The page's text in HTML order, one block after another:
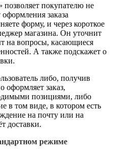
покупателю не
заказа
форму, и через короткое
магазина. Он уточнит
на вопросы, касающиеся
А также подскажет о
либо, получив
оформляет заказ,
позициями, либо
в том виде, в котором есть
на почту или на
доставки.
режиме